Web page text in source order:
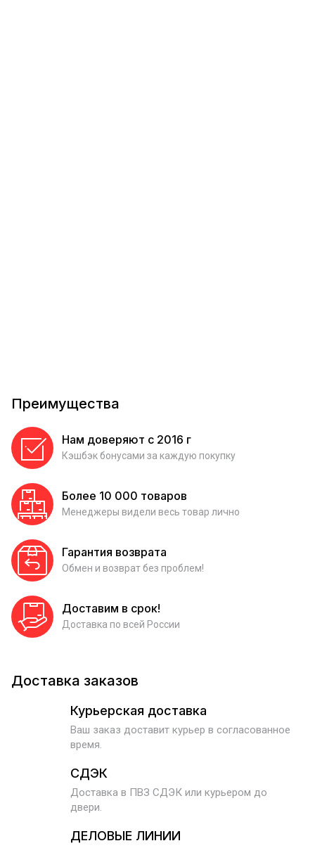
Преимущества
Нам доверяют с 2016 г
Кэшбэк бонусами за каждую покупку
Более 10 000 товаров
Менеджеры видели весь товар лично
Гарантия возврата
Обмен и возврат без проблем!
Доставим в срок!
Доставка по всей России
Доставка заказов
Курьерская доставка
Ваш заказ доставит курьер в согласованное
время.
СДЭК
Доставка в ПВЗ СДЭК или курьером до
двери.
ДЕЛОВЫЕ ЛИНИИ